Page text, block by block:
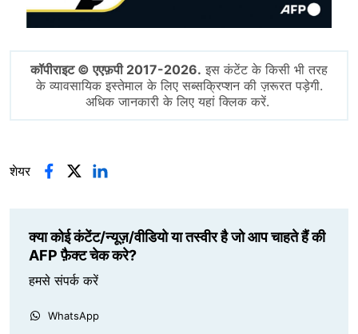
कॉपीराइट © एएफ़पी 2017-2026. इस कंटेंट के किसी भी तरह
के व्यावसायिक इस्तेमाल के लिए सब्सक्रिप्शन की ज़रूरत पड़ेगी.
अधिक जानकारी के लिए यहां क्लिक करें.
शेयर
क्या कोई कंटेंट/न्यूज़/वीडियो या तस्वीर है जो आप चाहते हैं की
AFP फ़ैक्ट चेक करे?
हमसे संपर्क करें
WhatsApp